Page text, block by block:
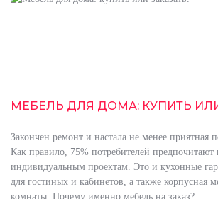
МЕБЕЛЬ ДЛЯ ДОМА: КУПИТЬ
Закончен ремонт и настала не менее приятная
Как правило, 75% потребителей предпочитают
индивидуальным проектам. Это и кухонные
для гостиных и кабинетов, а также корпусная
комнаты. Почему именно мебель на заказ?